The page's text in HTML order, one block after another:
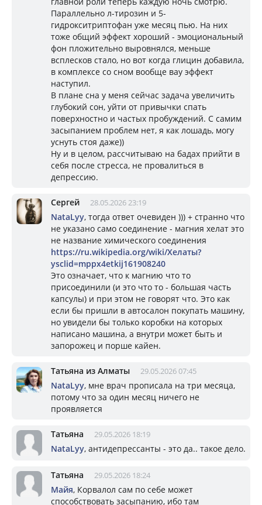
Параллельно л-тирозин и 5-
гидрокситриптофан уже месяц пью. На них
тоже общий эффект хороший - эмоциональный
фон пложительно выровнялся, меньше
всплесков стало, но вот когда глицин добавила,
в комплексе со сном вообще вау эффект
наступил.
В плане сна у меня сейчас задача увеличить
глубокий сон, уйти от привычки спать
поверхностно и частых пробуждений. С самим
засыпанием проблем нет, я как лошадь, могу
уснуть стоя даже))
Ну и в целом, рассчитываю на бадах прийти в
себя после стресса, не провалиться в
депрессию.
Сергей 28.05.2026 23:19
NataLyy, тогда ответ очевиден ))) + странно что
не указано само соединение - магния хелат это
не название химического соединения
https://ru.wikipedia.org/wiki/Хелаты?
ysclid=mppx4etkij161908240
Это означает, что к магнию что то
присоединили (и это что то - большая часть
капсулы) и при этом не говорят что. Это как
если бы пришли в автосалон покупать машину,
но увидели бы только коробки на которых
написано машина, а внутри может быть и
запорожец и порше кайен.
Татьяна из Алматы 29.05.2026 07:45
NataLyy, мне врач прописала на три месяца,
потому что за один месяц ничего не
проявляется
Татьяна 29.05.2026 18:19
NataLyy, антидепрессанты - это да.. такое дело.
Татьяна 29.05.2026 18:24
Майя, Корвалол сам по себе может
способствовать засыпанию, ибо там